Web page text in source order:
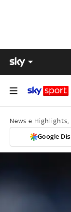
News e
Google